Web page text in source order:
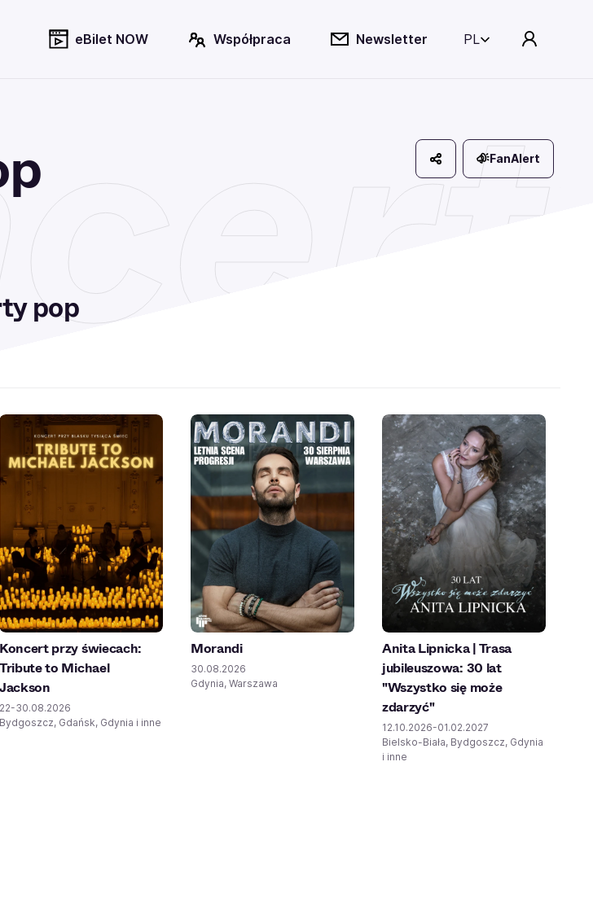
eBilet NOW Współpraca Newsletter PL
FanAlert
pop
Koncert przy świecach:
Tribute to Michael
Jackson
22-30.08.2026
Bydgoszcz, Gdańsk, Gdynia i inne
Morandi
30.08.2026
Gdynia, Warszawa
Anita Lipnicka | Trasa
jubileuszowa: 30 lat
"Wszystko się może
zdarzyć"
12.10.2026-01.02.2027
Bielsko-Biała, Bydgoszcz, Gdynia
i inne